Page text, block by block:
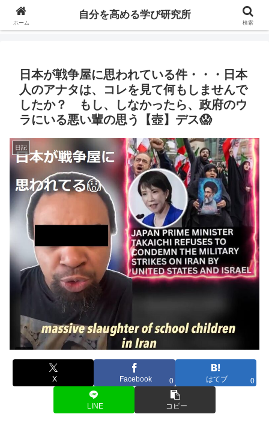
自分の価値を高めるための学びについて研究し、セミナーや情報（ブログ、動
日本が戦争屋に思われている件・・・日本
人のアナタは、コレを見て何もしませんで
したか？ もし、しなかったら、政府のウ
ラにいる悪い輩の思う【壺】デス😱
日記
X Facebook 0 はてブ 0
LINE コピー
ホーム
自分を高める学び研究所
検索